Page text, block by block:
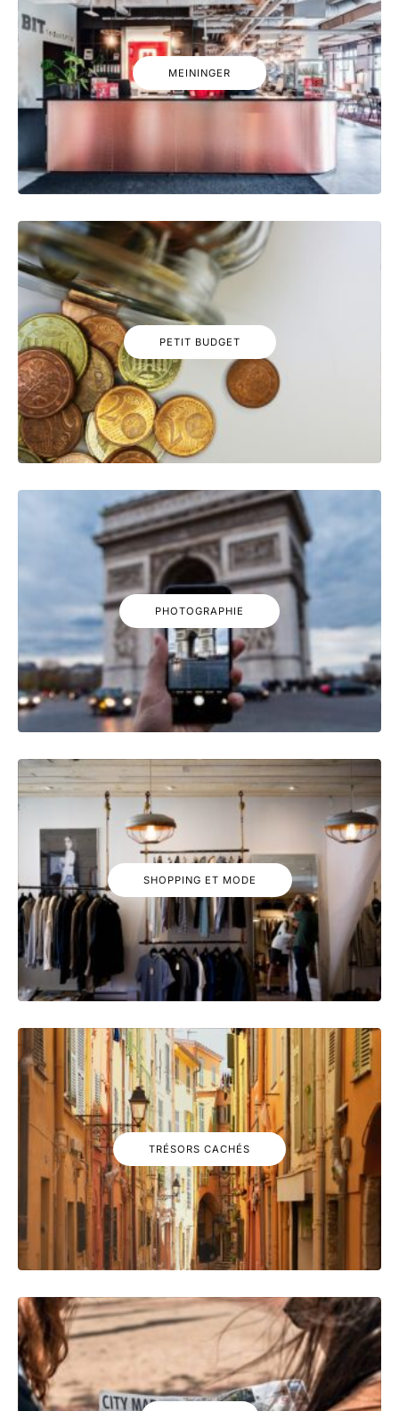
MEININGER
PETIT BUDGET
PHOTOGRAPHIE
SHOPPING ET MODE
TRÉSORS CACHÉS